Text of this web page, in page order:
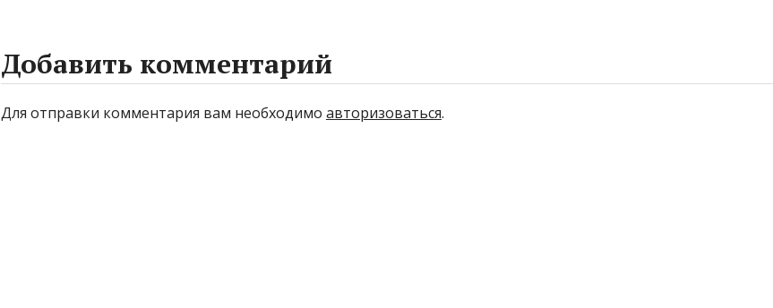
Добавить комментарий
Для отправки комментария вам необходимо авторизоваться.